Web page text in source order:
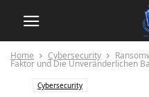
Home Cybersecurity
Faktor und Die Unveränderlichen
Cybersecurity